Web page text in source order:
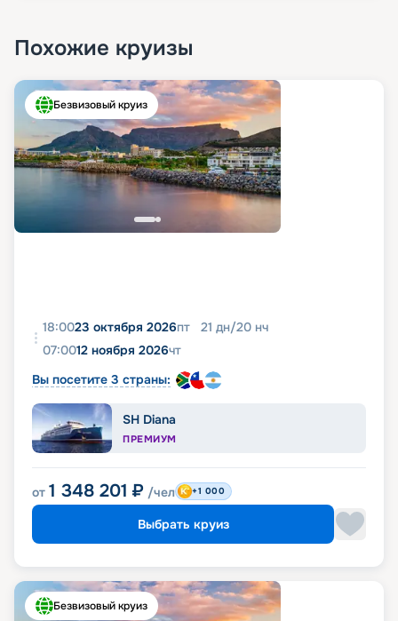
Похожие круизы
Безвизовый круиз
18:0023 октября 2026пт 21 дн/20 нч
07:0012 ноября 2026чт
Вы посетите 3 страны:
SH Diana
ПРЕМИУМ
от 1 348 201 ₽ /чел +1 000
Выбрать круиз
Безвизовый круиз